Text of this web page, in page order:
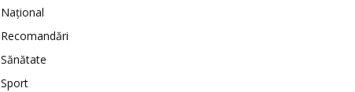
Național
Recomandări
Sănătate
Sport